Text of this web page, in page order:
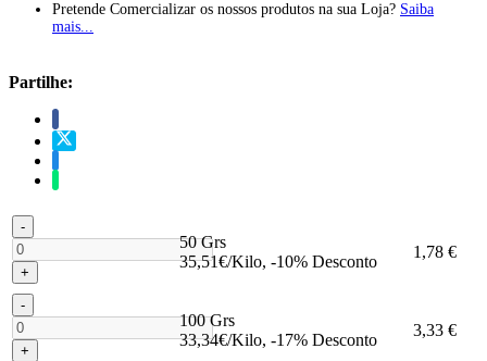
Pretende Comercializar os nossos produtos na sua Loja? Saiba
mais...
Partilhe:
-
+
50 Grs
35,51€/Kilo, -10% Desconto
1,78 €
-
+
100 Grs
33,34€/Kilo, -17% Desconto
3,33 €